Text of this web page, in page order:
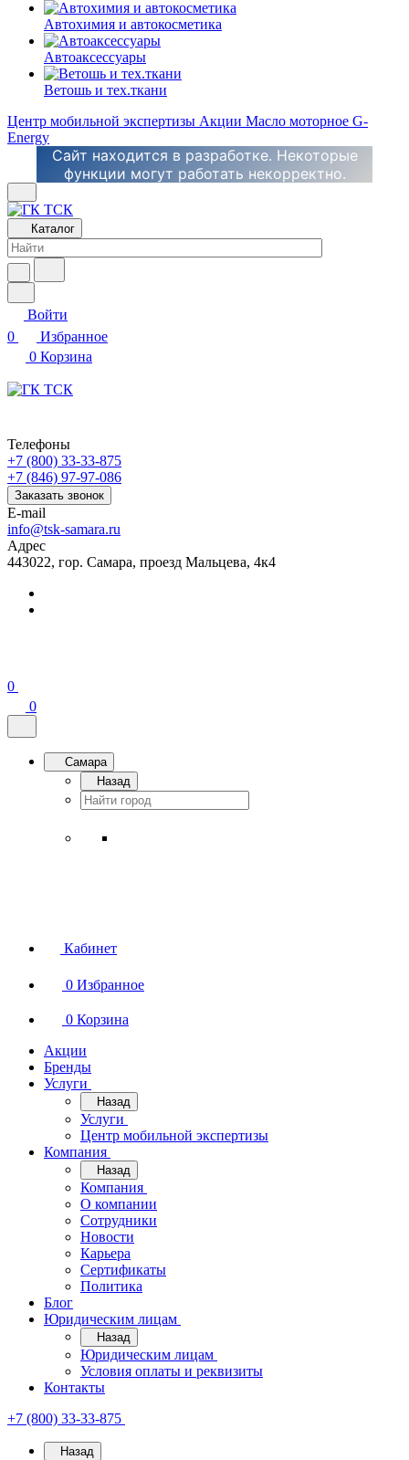
Автохимия и автокосметика
Автоаксессуары
Ветошь и тех.ткани
Центр мобильной экспертизы Акции Масло моторное G-
Energy
Сайт находится в разработке. Некоторые
функции могут работать некорректно.
Каталог
Войти
0
Избранное
0 Корзина
Телефоны
+7 (800) 33-33-875
+7 (846) 97-97-086
Заказать звонок
E-mail
info@tsk-samara.ru
Адрес
443022, гор. Самара, проезд Мальцева, 4к4
0
0
Самара
Назад
Кабинет
0 Избранное
0 Корзина
Акции
Бренды
Услуги
Назад
Услуги
Центр мобильной экспертизы
Компания
Назад
Компания
О компании
Сотрудники
Новости
Карьера
Сертификаты
Политика
Блог
Юридическим лицам
Назад
Юридическим лицам
Условия оплаты и реквизиты
Контакты
+7 (800) 33-33-875
Назад